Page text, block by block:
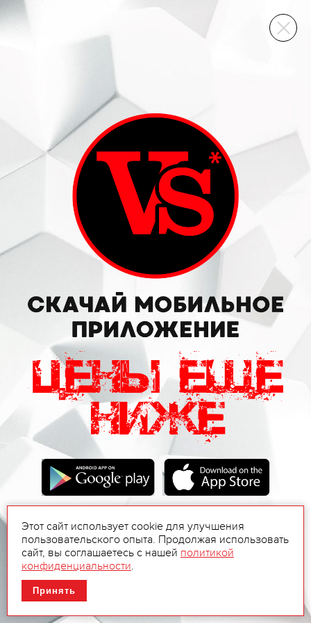
ВИННЫЙ СКЛАД
Этот сайт использует cookie для улучшения
пользовательского опыта. Продолжая использовать
сайт, вы соглашаетесь с нашей политикой
конфиденциальности.
Принять